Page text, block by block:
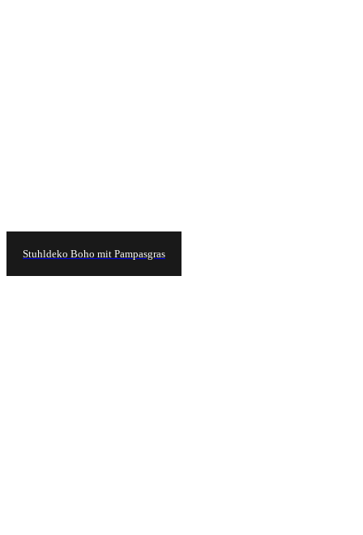
Stuhldeko Boho mit Pampasgras